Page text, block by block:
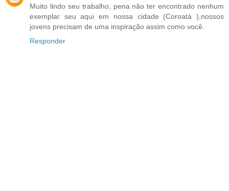
Muito lindo seu trabalho, pena não ter encontrado nenhum
exemplar seu aqui em nossa cidade (Coroatá ),nossos
jovens precisam de uma inspiração assim como você.
Responder